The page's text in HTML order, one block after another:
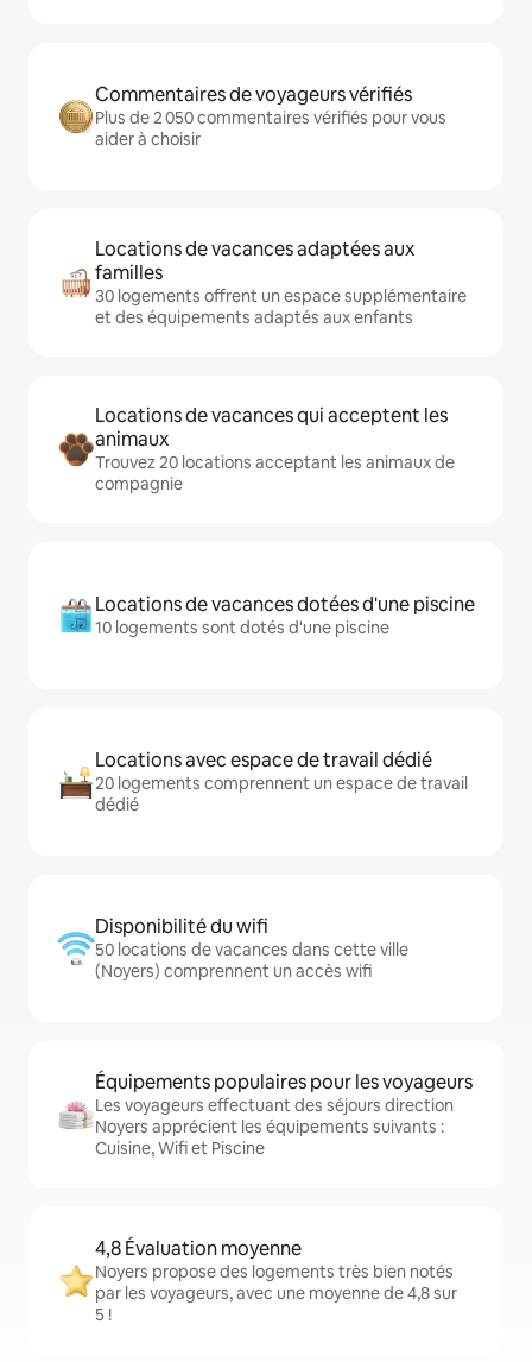
Commentaires de voyageurs vérifiés
Plus de 2 050 commentaires vérifiés pour vous
aider à choisir
Locations de vacances adaptées aux
familles
30 logements offrent un espace supplémentaire
et des équipements adaptés aux enfants
Locations de vacances qui acceptent les
animaux
Trouvez 20 locations acceptant les animaux de
compagnie
Locations de vacances dotées d'une piscine
10 logements sont dotés d'une piscine
Locations avec espace de travail dédié
20 logements comprennent un espace de travail
dédié
Disponibilité du wifi
50 locations de vacances dans cette ville
(Noyers) comprennent un accès wifi
Équipements populaires pour les voyageurs
Les voyageurs effectuant des séjours direction
Noyers apprécient les équipements suivants :
Cuisine, Wifi et Piscine
4,8 Évaluation moyenne
Noyers propose des logements très bien notés
par les voyageurs, avec une moyenne de 4,8 sur
5 !